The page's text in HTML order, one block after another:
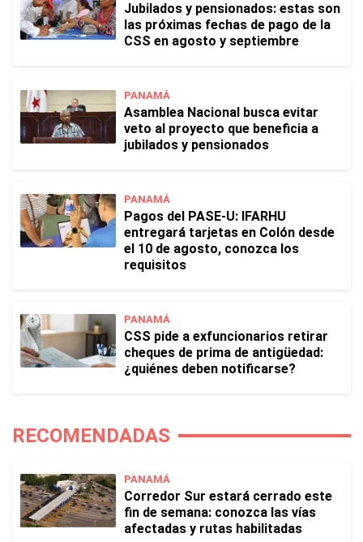
Jubilados y pensionados: estas son
las próximas fechas de pago de la
CSS en agosto y septiembre
PANAMÁ
Asamblea Nacional busca evitar
veto al proyecto que beneficia a
jubilados y pensionados
PANAMÁ
Pagos del PASE-U: IFARHU
entregará tarjetas en Colón desde
el 10 de agosto, conozca los
requisitos
PANAMÁ
CSS pide a exfuncionarios retirar
cheques de prima de antigüedad:
¿quiénes deben notificarse?
RECOMENDADAS
PANAMÁ
Corredor Sur estará cerrado este
fin de semana: conozca las vías
afectadas y rutas habilitadas